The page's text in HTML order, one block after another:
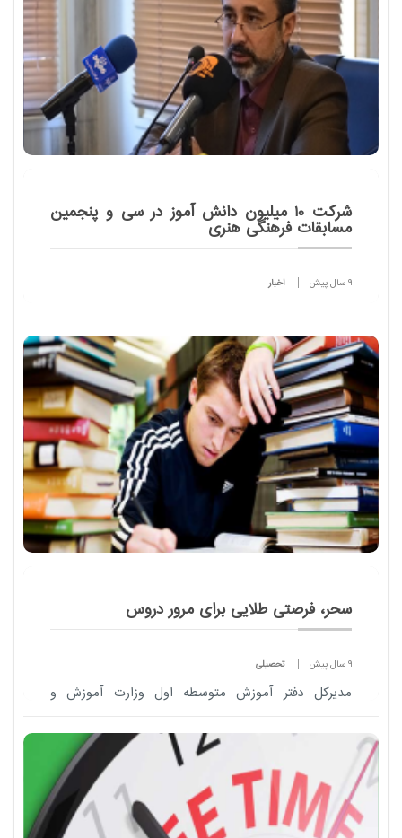
شرکت 10 میلیون دانش آموز در سی و پنجمین
مسابقات فرهنگی هنری
9 سال پیش اخبار
و پنجمین دوره مسابقات فرهنگی هنری یکی از برجسته
ترین این دوره ها محسوب می شود، زیرا حدود ده
میلیون شرکت کننده دارد.
سحر، فرصتی طلایی برای مرور دروس‌
9 سال پیش تحصیلی
مدیرکل دفتر آموزش متوسطه اول وزارت آموزش و
توصیه های متخصصان تغذیه توجه کنند.